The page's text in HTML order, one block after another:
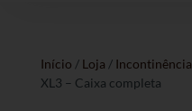
Início / Loja / Incontinência
XL3 – Caixa completa